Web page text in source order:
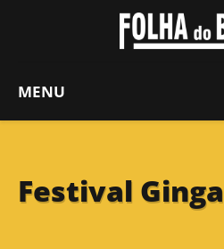
MENU
Festival Ginga